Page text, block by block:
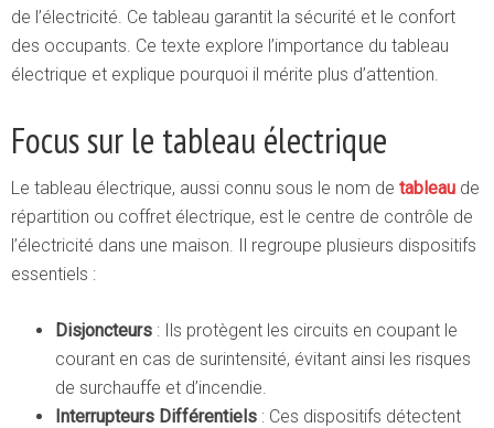
de l’électricité. Ce tableau garantit la sécurité et le confort
des occupants. Ce texte explore l’importance du tableau
électrique et explique pourquoi il mérite plus d’attention.
Focus sur le tableau électrique
Le tableau électrique, aussi connu sous le nom de tableau de
répartition ou coffret électrique, est le centre de contrôle de
l’électricité dans une maison. Il regroupe plusieurs dispositifs
essentiels :
Disjoncteurs : Ils protègent les circuits en coupant le
courant en cas de surintensité, évitant ainsi les risques
de surchauffe et d’incendie.
Interrupteurs Différentiels : Ces dispositifs détectent